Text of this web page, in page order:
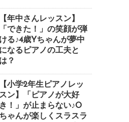
【年中さんレッスン】
「できた！」の笑顔が弾
ける♪4歳Yちゃんが夢中
になるピアノの工夫と
は？
【小学2年生ピアノレッ
スン】「ピアノが大好
き！」が止まらない♪O
ちゃんが楽しくスラスラ